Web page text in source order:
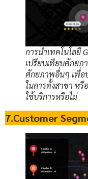
การนำเทคโนโลยี
เปรียบเทียบศักย
ศักยภาพอื่นๆ เพื่
ในการตั้งสาขา ห
ใช้บริการหรือไม่
7.Customer